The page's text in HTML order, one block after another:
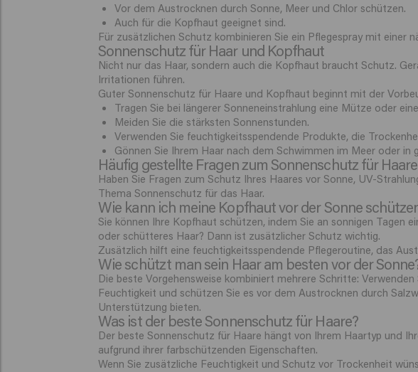
Vor dem Austrocknen durch Sonne, Meer und Chlor schützen.
Auch für die Kopfhaut geeignet sind.
Für zusätzlichen Schutz kombinieren Sie ein Pflegespray mit einer
Sonnenschutz für Haar und Kopfhaut
Nicht nur das Haar, sondern auch die Kopfhaut braucht Schutz.
Irritationen führen.
Guter Sonnenschutz für Haare und Kopfhaut beginnt mit der
Tragen Sie bei längerer Sonneneinstrahlung eine Mütze oder
Meiden Sie die stärksten Sonnenstunden.
Verwenden Sie feuchtigkeitsspendende Produkte, die
Gönnen Sie Ihrem Haar nach dem Schwimmen im Meer oder
Häufig gestellte Fragen zum Sonnenschutz für Haare
Haben Sie Fragen zum Schutz Ihres Haares vor Sonne, UV-
Thema Sonnenschutz für das Haar.
Wie kann ich meine Kopfhaut vor der Sonne
Sie können Ihre Kopfhaut schützen, indem Sie an sonnigen Tagen
oder schütteres Haar? Dann ist zusätzlicher Schutz wichtig.
Zusätzlich hilft eine feuchtigkeitsspendende Pflegeroutine, das
Wie schützt man sein Haar am besten vor der
Die beste Vorgehensweise kombiniert mehrere Schritte:
Feuchtigkeit und schützen Sie es vor dem Austrocknen durch
Unterstützung bieten.
Was ist der beste Sonnenschutz für Haare?
Der beste Sonnenschutz für Haare hängt von Ihrem Haartyp und
aufgrund ihrer farbschützenden Eigenschaften.
Wenn Sie zusätzliche Feuchtigkeit und Schutz vor Trockenheit